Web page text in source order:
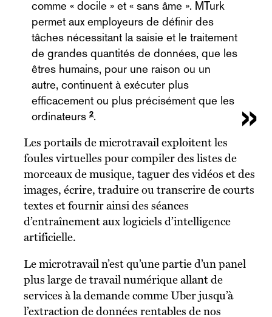
comme « docile » et « sans âme ». MTurk
permet aux employeurs de définir des
tâches nécessitant la saisie et le traitement
de grandes quantités de données, que les
êtres humains, pour une raison ou un
autre, continuent à exécuter plus
efficacement ou plus précisément que les
ordinateurs2.
Les portails de microtravail exploitent les
foules virtuelles pour compiler des listes de
morceaux de musique, taguer des vidéos et des
images, écrire, traduire ou transcrire de courts
textes et fournir ainsi des séances
d’entraînement aux logiciels d’intelligence
artificielle.
Le microtravail n’est qu’une partie d’un panel
plus large de travail numérique allant de
services à la demande comme Uber jusqu’à
l’extraction de données rentables de nos